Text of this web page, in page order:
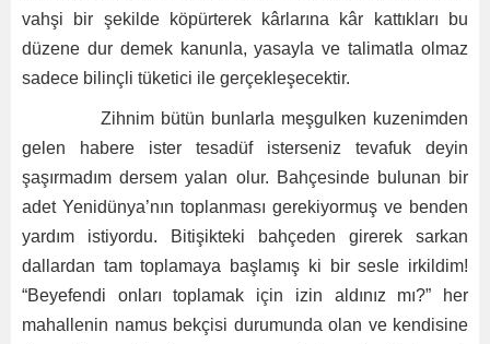
vahşi bir şekilde köpürterek kârlarına kâr kattıkları bu
düzene dur demek kanunla, yasayla ve talimatla olmaz
sadece bilinçli tüketici ile gerçekleşecektir.
Zihnim bütün bunlarla meşgulken kuzenimden
gelen habere ister tesadüf isterseniz tevafuk deyin
şaşırmadım dersem yalan olur. Bahçesinde bulunan bir
adet Yenidünya’nın toplanması gerekiyormuş ve benden
yardım istiyordu. Bitişikteki bahçeden girerek sarkan
dallardan tam toplamaya başlamış ki bir sesle irkildim!
“Beyefendi onları toplamak için izin aldınız mı?” her
mahallenin namus bekçisi durumunda olan ve kendisine